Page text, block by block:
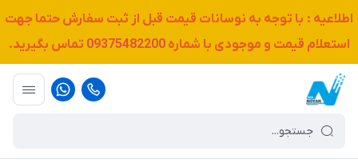
اطلاعیه : با توجه به نوسانات قیمت قبل از ثبت سفارش حتما جهت
استعلام قیمت و موجودی با شماره09375482200 تماس بگیرید.